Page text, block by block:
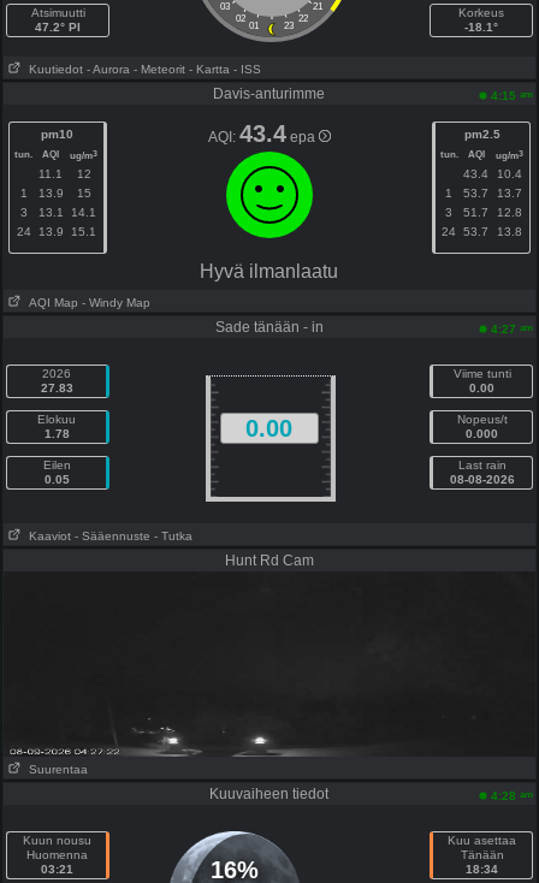
Atsimuutti
47.2° PI
03
21
02
22
01 23
Korkeus
-18.1°
Kuutiedot - Aurora - Meteorit - Kartta - ISS
Davis-anturimme 4:15 am
pm10
tun. AQI ug/m3
11.1
12
1
13.9
15
3
13.1
14.1
24
13.9 15.1
AQI: 43.4 epa pm2.5
tun. AQI ug/m3
43.4
10.4
1
53.7
13.7
3
51.7
12.8
24 53.7 13.8
Hyvä ilmanlaatu
AQI Map - Windy Map
Sade tänään - in 4:27 am
2026
27.83
Elokuu
1.78
Eilen
0.05
0.00
Viime tunti
0.00
Nopeus/t
0.000
Last rain
08-08-2026
Kaaviot - Sääennuste - Tutka
Hunt Rd Cam
Suurentaa
Kuuvaiheen tiedot 4:28 am
Kuun nousu
Huomenna
03:21
16%
Kuu asettaa
Tänään
18:34